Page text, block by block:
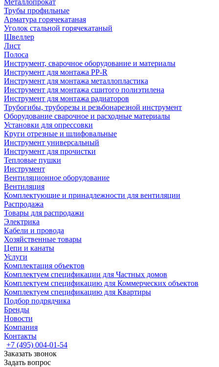
Металлопрокат
Трубы профильные
Арматура горячекатаная
Уголок стальной горячекатаный
Швеллер
Лист
Полоса
Инструмент, сварочное оборудование и материалы
Инструмент для монтажа PP-R
Инструмент для монтажа металлопластика
Инструмент для монтажа сшитого полиэтилена
Инструмент для монтажа радиаторов
Трубогибы, труборезы и резьбонарезной инструмент
Оборудование сварочное и расходные материалы
Установки для опрессовки
Круги отрезные и шлифовальные
Инструмент универсальный
Инструмент для прочистки
Тепловые пушки
Инструмент
Вентиляционное оборудование
Вентиляция
Комплектующие и принадлежности для вентиляции
Распродажа
Товары для распродажи
Электрика
Кабели и провода
Хозяйственные товары
Цепи и канаты
Услуги
Комплектация объектов
Комплектуем спецификации для Частных домов
Комплектуем спецификацию для Коммерческих объектов
Комплектуем спецификацию для Квартиры
Подбор подрядчика
Бренды
Новости
Компания
Контакты
+7 (495) 004-01-54
Заказать звонок
Задать вопрос